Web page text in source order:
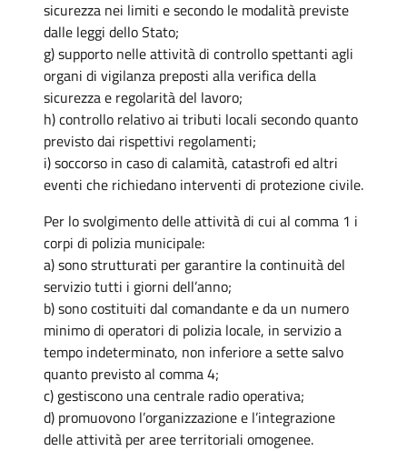
sicurezza nei limiti e secondo le modalità previste
dalle leggi dello Stato;
g) supporto nelle attività di controllo spettanti agli
organi di vigilanza preposti alla verifica della
sicurezza e regolarità del lavoro;
h) controllo relativo ai tributi locali secondo quanto
previsto dai rispettivi regolamenti;
i) soccorso in caso di calamità, catastrofi ed altri
eventi che richiedano interventi di protezione civile.
Per lo svolgimento delle attività di cui al comma 1 i
corpi di polizia municipale:
a) sono strutturati per garantire la continuità del
servizio tutti i giorni dell’anno;
b) sono costituiti dal comandante e da un numero
minimo di operatori di polizia locale, in servizio a
tempo indeterminato, non inferiore a sette salvo
quanto previsto al comma 4;
c) gestiscono una centrale radio operativa;
d) promuovono l’organizzazione e l’integrazione
delle attività per aree territoriali omogenee.